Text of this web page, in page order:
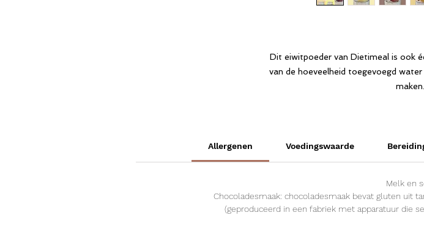
Dit eiwitpoeder van Dietimeal is ook
van de hoeveelheid toegevoegd
maken.
het
Allergenen Voedingswaarde
Melk en
Chocoladesmaak: chocoladesmaak bevat gluten uit
(geproduceerd in een fabriek met apparatuur die